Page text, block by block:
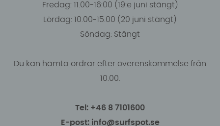
Fredag: 11.00-16:00 (19:e juni stängt)
Lördag: 10.00-15.00 (20 juni stängt)
Söndag: Stängt
Du kan hämta ordrar efter överenskommelse från
10.00.
Tel: +46 8 7101600
E-post: info@surfspot.se